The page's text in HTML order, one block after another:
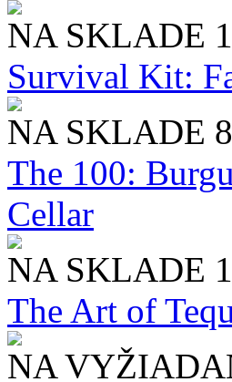
NA SKLADE
Survival Kit:
NA SKLADE
The 100:
Cellar
NA SKLADE
The Art of
NA